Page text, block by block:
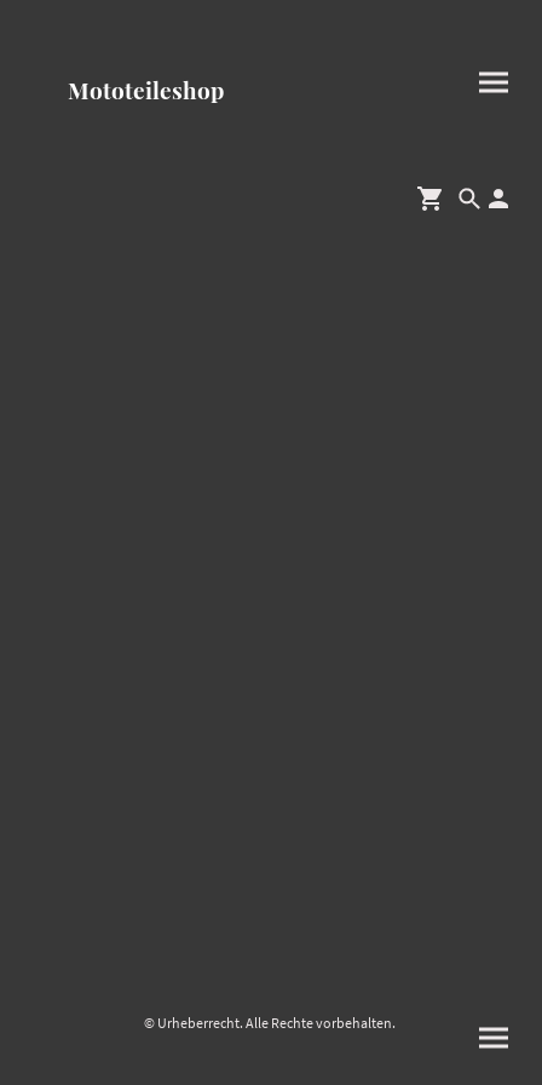
Mototeileshop
© Urheberrecht. Alle Rechte vorbehalten.